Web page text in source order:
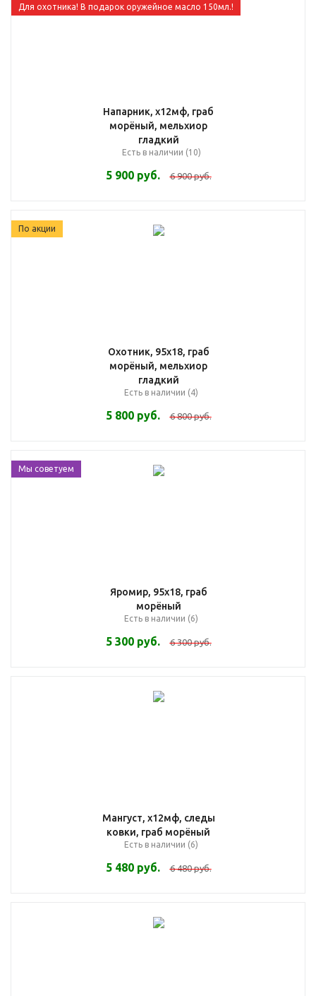
Для охотника! В подарок оружейное масло 150мл.!
Напарник, х12мф, граб
морёный, мельхиор
гладкий
Есть в наличии (10)
5 900руб. 6 900руб.
По акции
Охотник, 95х18, граб
морёный, мельхиор
гладкий
Есть в наличии (4)
5 800руб. 6 800руб.
Мы советуем
Яромир, 95х18, граб
морёный
Есть в наличии (6)
5 300руб. 6 300руб.
Мангуст, х12мф, следы
ковки, граб морёный
Есть в наличии (6)
5 480руб. 6 480руб.